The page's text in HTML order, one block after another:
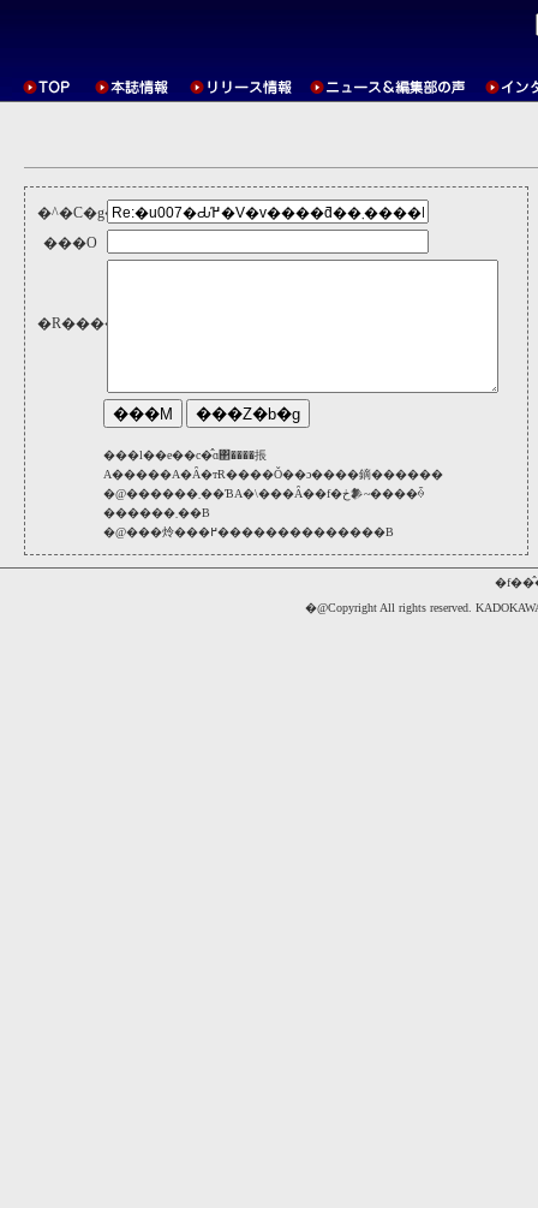
�^�C�g��
���O
�R�����g
���l��e��c�̂ɑ΂����掁
A�����A�Ȃ�тɌ����Ǒ��ɔ����鏑������
�@������܂��ƁA�\���Ȃ��f�ڂ𒆎~����ꍇ
������܂��B
�@���炩���߂��������������B
�@Copyright All rights reserved.